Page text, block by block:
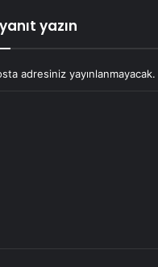
yazın
adresiniz yayınlanmayacak.